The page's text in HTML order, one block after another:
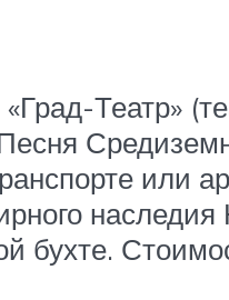
Театр»
или
бухте.